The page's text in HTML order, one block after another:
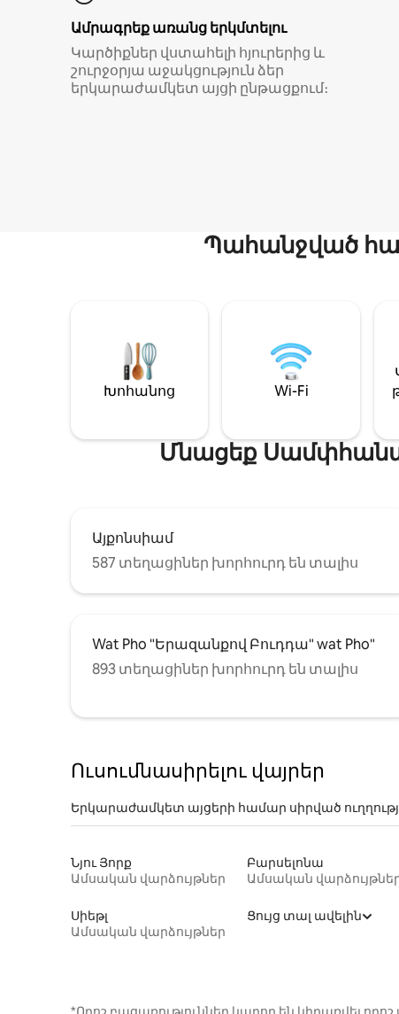
Ամրագրեք առանց երկմտելու
Կարծիքներ վստահելի հյուրերից և
շուրջօրյա աջակցություն ձեր
երկարաժամկետ այցի ընթացքում։
Պահանջված
Խոհանոց Wi-Fi
Մնացեք
Այքոնսիամ
587 տեղացիներ խորհուրդ են տալիս
Wat Pho "Երազանքով Բուդդա" wat Pho"
893 տեղացիներ խորհուրդ են տալիս
Ուսումնասիրելու վայրեր
Երկարաժամկետ այցերի համար սիրված
Նյու Յորք
Ամսական վարձույթներ
Բարսելոնա
Ամսական
Սիեթլ
Ամսական վարձույթներ
Ցույց տալ ավելին